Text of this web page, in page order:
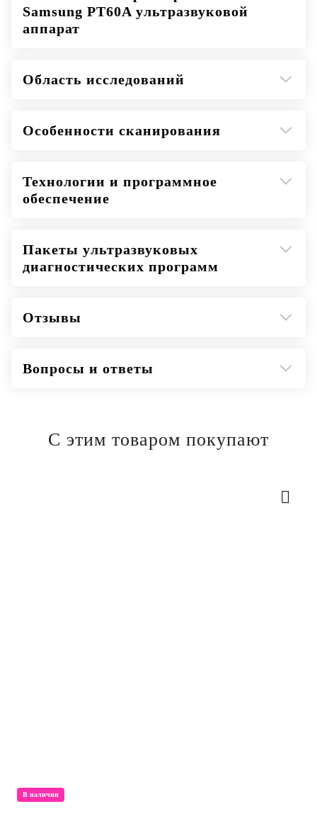
Samsung PT60A ультразвуковой
аппарат
Область исследований
Особенности сканирования
Технологии и программное
обеспечение
Пакеты ультразвуковых
диагностических программ
Отзывы
Вопросы и ответы
С этим товаром покупают
В наличии